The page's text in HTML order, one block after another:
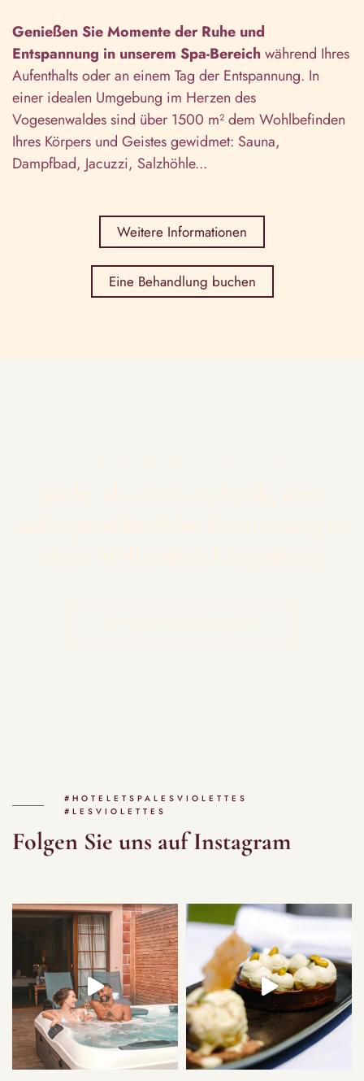
Genießen Sie Momente der Ruhe und
Entspannung in unserem Spa-Bereichwährend Ihres
Aufenthalts oder an einem Tag der Entspannung. In
einer idealen Umgebung im Herzen des
Vogesenwaldes sind über 1500 m² dem Wohlbefinden
Ihres Körpers und Geistes gewidmet: Sauna,
Dampfbad, Jacuzzi, Salzhöhle...
Weitere Informationen
Eine Behandlung buchen
#HOTELETSPALESVIOLETTES
#LESVIOLETTES
Folgen Sie uns auf Instagram